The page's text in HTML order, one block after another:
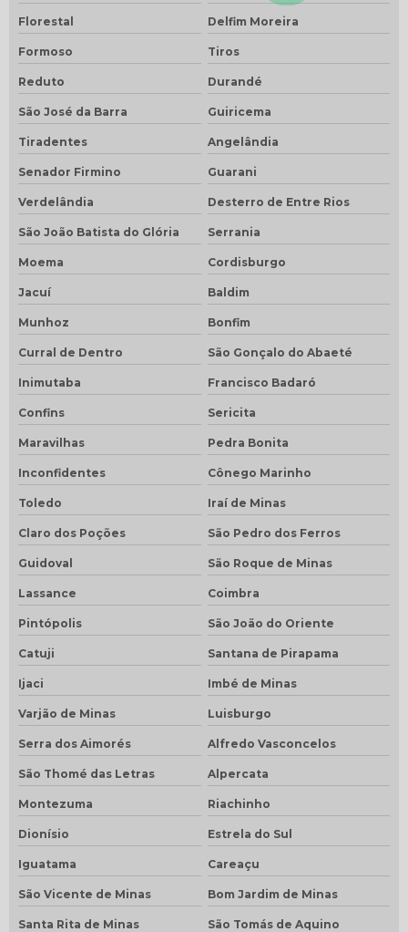
Florestal Delfim Moreira
Formoso Tiros
Reduto Durandé
São José da Barra Guiricema
Tiradentes Angelândia
Senador Firmino Guarani
Verdelândia Desterro de Entre Rios
São João Batista do Glória Serrania
Moema Cordisburgo
Jacuí Baldim
Munhoz Bonfim
Curral de Dentro São Gonçalo do Abaeté
Inimutaba Francisco Badaró
Confins Sericita
Maravilhas Pedra Bonita
Inconfidentes Cônego Marinho
Toledo Iraí de Minas
Claro dos Poções São Pedro dos Ferros
Guidoval São Roque de Minas
Lassance Coimbra
Pintópolis São João do Oriente
Catuji Santana de Pirapama
Ijaci Imbé de Minas
Varjão de Minas Luisburgo
Serra dos Aimorés Alfredo Vasconcelos
São Thomé das Letras Alpercata
Montezuma Riachinho
Dionísio Estrela do Sul
Iguatama Careaçu
São Vicente de Minas Bom Jardim de Minas
Santa Rita de Minas São Tomás de Aquino